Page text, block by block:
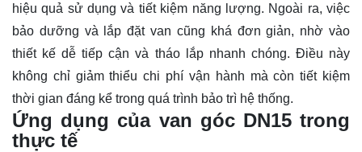
hiệu quả sử dụng và tiết kiệm năng lượng. Ngoài ra, việc
bảo dưỡng và lắp đặt van cũng khá đơn giản, nhờ vào
thiết kế dễ tiếp cận và tháo lắp nhanh chóng. Điều này
không chỉ giảm thiểu chi phí vận hành mà còn tiết kiệm
thời gian đáng kể trong quá trình bảo trì hệ thống.
Ứng dụng của van góc DN15 trong
thực tế